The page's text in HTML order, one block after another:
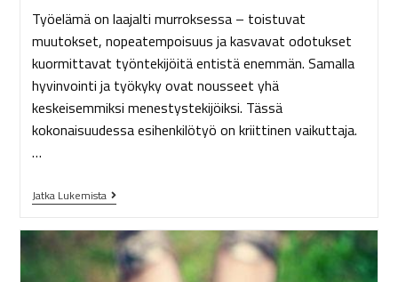
Työelämä on laajalti murroksessa – toistuvat
muutokset, nopeatempoisuus ja kasvavat odotukset
kuormittavat työntekijöitä entistä enemmän. Samalla
hyvinvointi ja työkyky ovat nousseet yhä
keskeisemmiksi menestystekijöiksi. Tässä
kokonaisuudessa esihenkilötyö on kriittinen vaikuttaja.
…
Jatka Lukemista